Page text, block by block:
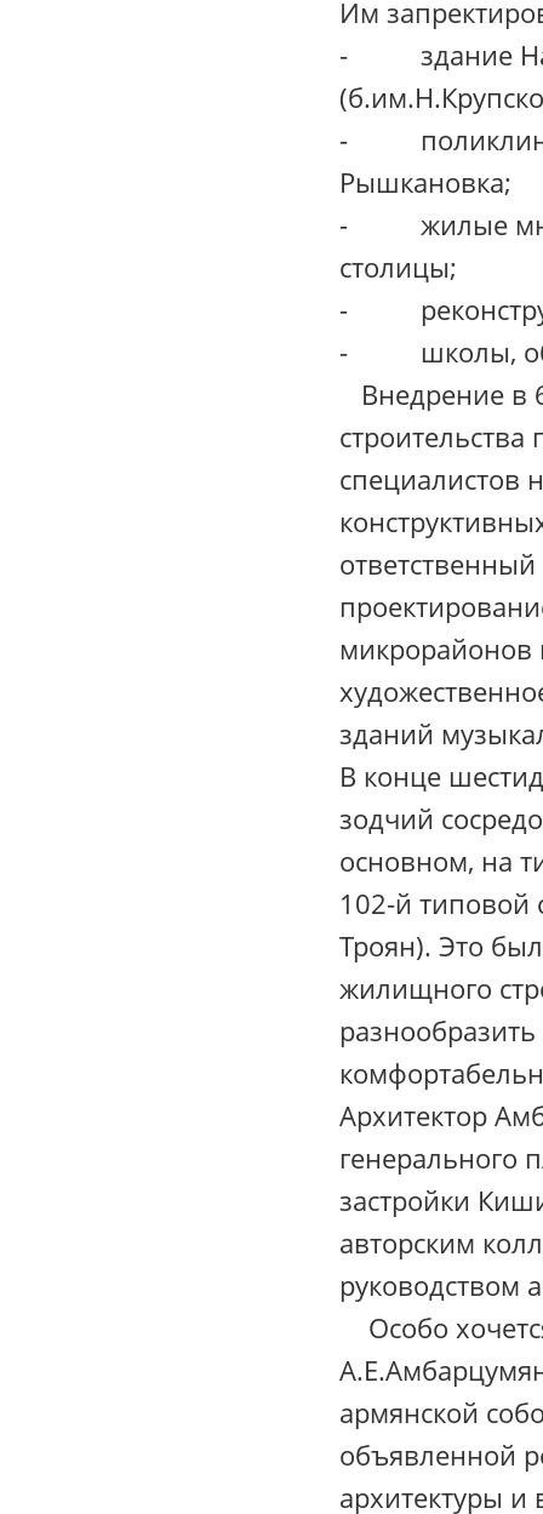
Им
- здание
-
Рышкановка;
- жилые
столицы;
-
- школы,
Внедрение в
строительства
специалистов
микрорайонов
зданий
В конце
зодчий
основном, на
102-й типовой
Троян). Это
жилищного
Архитектор
генерального
застройки
авторским
руководством
Особо
армянской
объявленной
архитектуры и